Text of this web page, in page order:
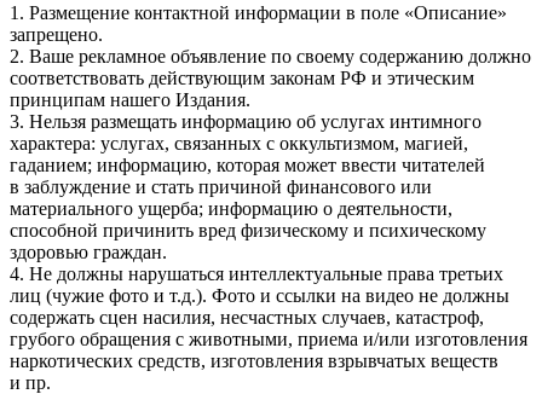
1. Размещение контактной информации в поле «Описание»
запрещено.
2. Ваше рекламное объявление по своему содержанию должно
соответствовать действующим законам РФ и этическим
принципам нашего Издания.
3. Нельзя размещать информацию об услугах интимного
характера: услугах, связанных с оккультизмом, магией,
гаданием; информацию, которая может ввести читателей
в заблуждение и стать причиной финансового или
материального ущерба; информацию о деятельности,
способной причинить вред физическому и психическому
здоровью граждан.
4. Не должны нарушаться интеллектуальные права третьих
лиц (чужие фото и т.д.). Фото и ссылки на видео не должны
содержать сцен насилия, несчастных случаев, катастроф,
грубого обращения с животными, приема и/или изготовления
наркотических средств, изготовления взрывчатых веществ
и пр.